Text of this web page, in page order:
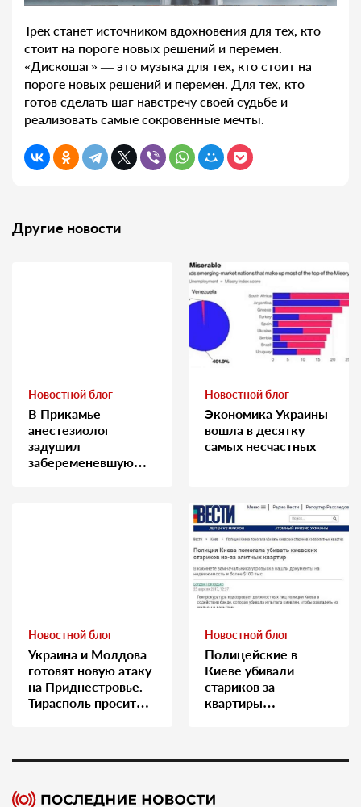
Трек станет источником вдохновения для тех, кто
стоит на пороге новых решений и перемен.
«Дискошаг» — это музыка для тех, кто стоит на
пороге новых решений и перемен. Для тех, кто
готов сделать шаг навстречу своей судьбе и
реализовать самые сокровенные мечты.
Другие новости
Новостной блог
В Прикамье
анестезиолог
задушил
забеременевшую
Новостной блог
Экономика Украины
вошла в десятку
самых несчастных
Новостной блог
Украина и Молдова
готовят новую атаку
на Приднестровье.
Тирасполь просит
Новостной блог
Полицейские в
Киеве убивали
стариков за
квартиры…